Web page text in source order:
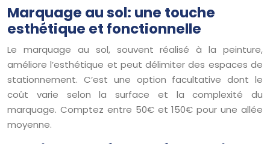
Marquage au sol: une touche
esthétique et fonctionnelle
Le marquage au sol, souvent réalisé à la peinture,
améliore l’esthétique et peut délimiter des espaces de
stationnement. C’est une option facultative dont le
coût varie selon la surface et la complexité du
marquage. Comptez entre 50€ et 150€ pour une allée
moyenne.